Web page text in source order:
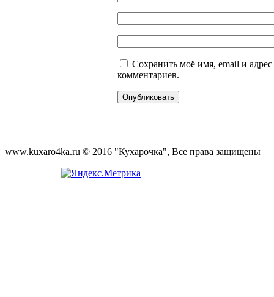
Сохранить моё имя, email и
комментариев.
www.kuxaro4ka.ru © 2016 "Кухарочка", Все права защищены